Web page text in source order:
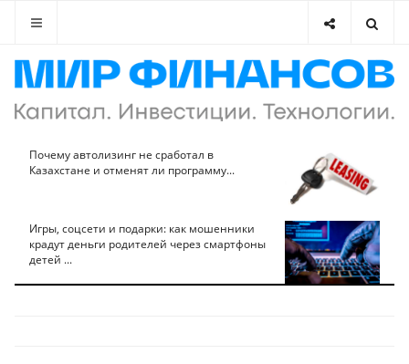
Почему автолизинг не сработал в
Казахстане и отменят ли программу...
Игры, соцсети и подарки: как мошенники
крадут деньги родителей через смартфоны
детей ...